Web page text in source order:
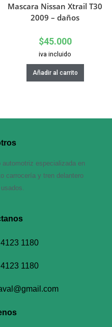
Mascara Nissan Xtrail T30
2009 – daños
$45.000
iva incluido
Añadir al carrito
especializada en
carrocería y tren delantero
1180
1180